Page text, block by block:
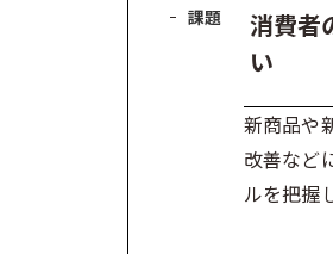
課題
消費者
い
新商品や
改善など
ルを把握